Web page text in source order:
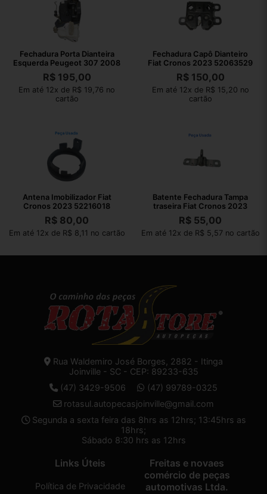
Fechadura Porta Dianteira
Esquerda Peugeot 307 2008
R$195,00
Em até 12x de R$ 19,76 no
cartão
Fechadura Capô Dianteiro
Fiat Cronos 2023 52063529
R$150,00
Em até 12x de R$ 15,20 no
cartão
Antena Imobilizador Fiat
Cronos 2023 52216018
R$ 80,00
Em até 12x de R$ 8,11 no cartão
Batente Fechadura Tampa
traseira Fiat Cronos 2023
R$ 55,00
Em até 12x de R$ 5,57 no cartão
Rua Waldemiro José Borges, 2882 - Itinga
Joinville - SC - CEP: 89233-635
(47) 3429-9506
(47) 99789-0325
rotasul.autopecasjoinville@gmail.com
Segunda a sexta feira das 8hrs as 12hrs; 13:45hrs as
18hrs;
Sábado 8:30 hrs as 12hrs
Links Úteis
Política de Privacidade
Freitas e novaes
comércio de peças
automotivas Ltda.